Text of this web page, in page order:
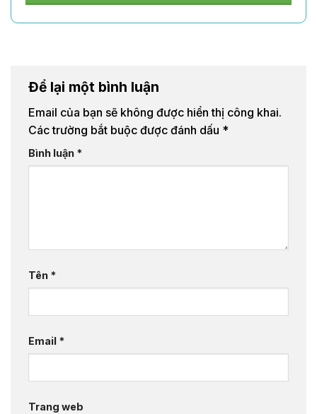
Để lại một bình luận
Email của bạn sẽ không được hiển thị công khai.
Các trường bắt buộc được đánh dấu *
Bình luận *
Tên *
Email *
Trang web